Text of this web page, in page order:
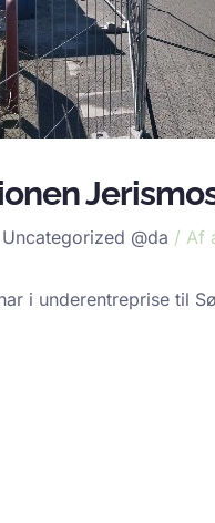
Uncategorized @da / Af
i underentreprise til